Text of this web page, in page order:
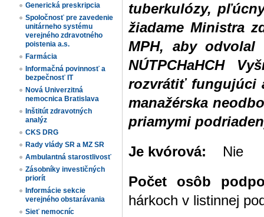
Generická preskripcia
Spoločnosť pre zavedenie
unitárneho systému
verejného zdravotného
poistenia a.s.
Farmácia
Informačná povinnosť a
bezpečnosť IT
Nová Univerzitná
nemocnica Bratislava
Inštitút zdravotných
analýz
CKS DRG
Rady vlády SR a MZ SR
Ambulantná starostlivosť
Zásobníky investičných
priorít
Informácie sekcie
verejného obstarávania
Sieť nemocníc
tuberkulózy,
žiadame Ministra
MPH, aby odvolal
NÚTPCHaHCH
rozvrátiť fungujúci
manažérska
priamymi
Je kvórová: Nie
Počet osôb
hárkoch v listinnej